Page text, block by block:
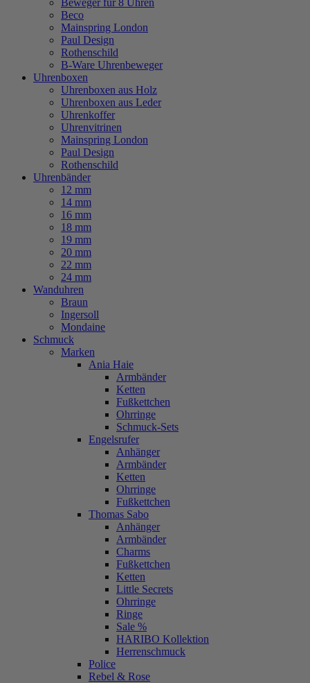
Beweger für 8 Uhren
Beco
Mainspring London
Paul Design
Rothenschild
B-Ware Uhrenbeweger
Uhrenboxen
Uhrenboxen aus Holz
Uhrenboxen aus Leder
Uhrenkoffer
Uhrenvitrinen
Mainspring London
Paul Design
Rothenschild
Uhrenbänder
12 mm
14 mm
16 mm
18 mm
19 mm
20 mm
22 mm
24 mm
Wanduhren
Braun
Ingersoll
Mondaine
Schmuck
Marken
Ania Haie
Armbänder
Ketten
Fußkettchen
Ohrringe
Schmuck-Sets
Engelsrufer
Anhänger
Armbänder
Ketten
Ohrringe
Fußkettchen
Thomas Sabo
Anhänger
Armbänder
Charms
Fußkettchen
Ketten
Little Secrets
Ohrringe
Ringe
Sale %
HARIBO Kollektion
Herrenschmuck
Police
Rebel & Rose